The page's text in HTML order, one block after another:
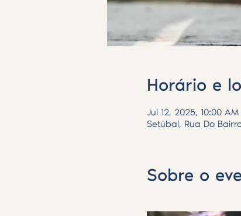
Horário e
Jul 12, 2025, 10:00 AM
Setúbal, Rua Do
Sobre o